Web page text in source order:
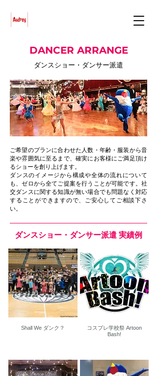
DANCER ARRANGE
ダンスショー・ダンサー派遣
ご希望のプランに合わせた人数・年齢・服装から音
楽や雰囲気に至るまで、確実にお客様にご満足頂け
るショーを創り上げます。
ダンスのイメージから構成や全体の流れについて
も、ゼロから全てご提案を行うことが可能です。社
交ダンスに関する知識が無い場合でも問題なく対応
することができますので、ご安心してご相談下さ
い。
ダンスショー・ダンサー派遣 実績例
Shall We ダンク？
コスプレ学校祭 Artoon
Bash!